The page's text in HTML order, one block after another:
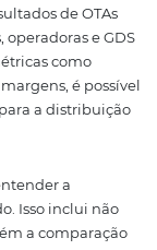
canais de venda
dos canais
estratégias
Este
de métricas
e margens, é